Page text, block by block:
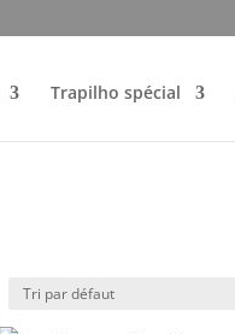
Trapilho spécial